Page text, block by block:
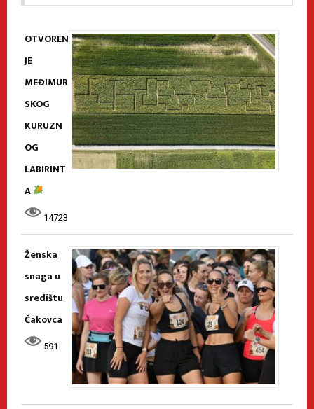
OTVOREN
JE
MEĐIMUR
SKOG
KURUZN
OG
LABIRINT
A
14723
Ženska
snaga u
središtu
Čakovca
591